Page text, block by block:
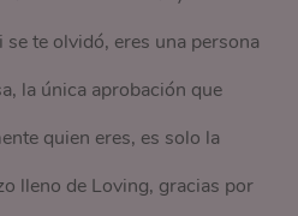
se te olvidó, eres una persona
la única aprobación que
quien eres, es solo la
lleno de Loving, gracias por